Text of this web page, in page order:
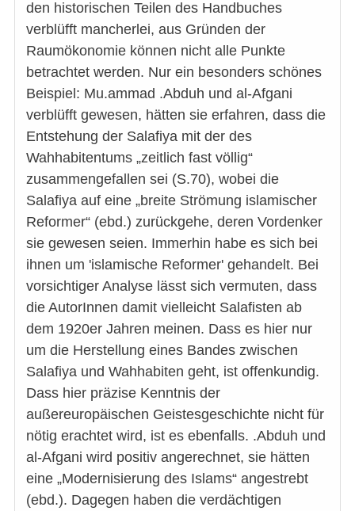
den historischen Teilen des Handbuches
verblüfft mancherlei, aus Gründen der
Raumökonomie können nicht alle Punkte
betrachtet werden. Nur ein besonders schönes
Beispiel: Mu.ammad .Abduh und al-Afgani
verblüfft gewesen, hätten sie erfahren, dass die
Entstehung der Salafiya mit der des
Wahhabitentums „zeitlich fast völlig“
zusammengefallen sei (S.70), wobei die
Salafiya auf eine „breite Strömung islamischer
Reformer“ (ebd.) zurückgehe, deren Vordenker
sie gewesen seien. Immerhin habe es sich bei
ihnen um 'islamische Reformer' gehandelt. Bei
vorsichtiger Analyse lässt sich vermuten, dass
die AutorInnen damit vielleicht Salafisten ab
dem 1920er Jahren meinen. Dass es hier nur
um die Herstellung eines Bandes zwischen
Salafiya und Wahhabiten geht, ist offenkundig.
Dass hier präzise Kenntnis der
außereuropäischen Geistesgeschichte nicht für
nötig erachtet wird, ist es ebenfalls. .Abduh und
al-Afgani wird positiv angerechnet, sie hätten
eine „Modernisierung des Islams“ angestrebt
(ebd.). Dagegen haben die verdächtigen